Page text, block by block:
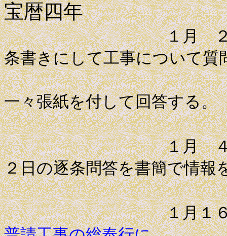
宝暦四年
１月 ２日 薩摩
条書きにして工事について質
これに対
一々張紙を付して回答する。
１月 ４日 薩摩
２日の逐条問答を書簡で情報
１月１